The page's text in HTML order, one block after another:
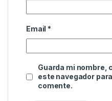
Email *
Guarda mi nombre,
este navegador
comente.